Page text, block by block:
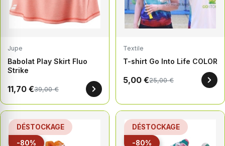
Jupe
Babolat Play Skirt Fluo
Strike
11,70 €39,00 €
Textile
T-shirt Go Into Life COLOR
5,00 €25,00 €
DÉSTOCKAGE
-80%
DÉSTOCKAGE
-80%